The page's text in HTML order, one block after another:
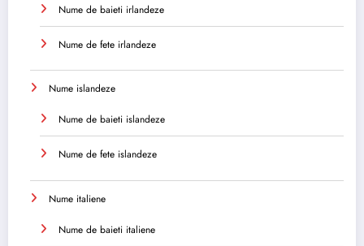
Nume de baieti irlandeze
Nume de fete irlandeze
Nume islandeze
Nume de baieti islandeze
Nume de fete islandeze
Nume italiene
Nume de baieti italiene